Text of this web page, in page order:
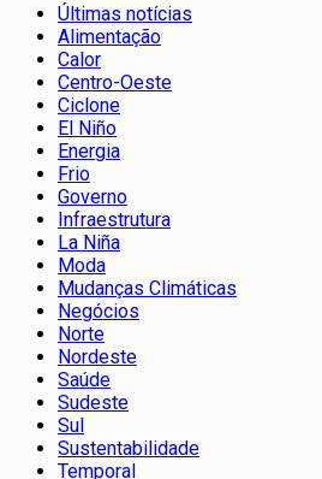
Últimas notícias
Alimentação
Calor
Centro-Oeste
Ciclone
El Niño
Energia
Frio
Governo
Infraestrutura
La Niña
Moda
Mudanças Climáticas
Negócios
Norte
Nordeste
Saúde
Sudeste
Sul
Sustentabilidade
Temporal